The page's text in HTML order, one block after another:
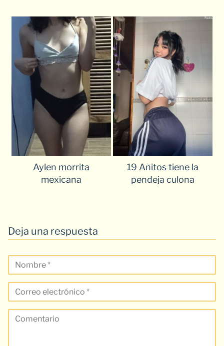
Aylen morrita
mexicana
19 Añitos tiene la
pendeja culona
Deja una respuesta